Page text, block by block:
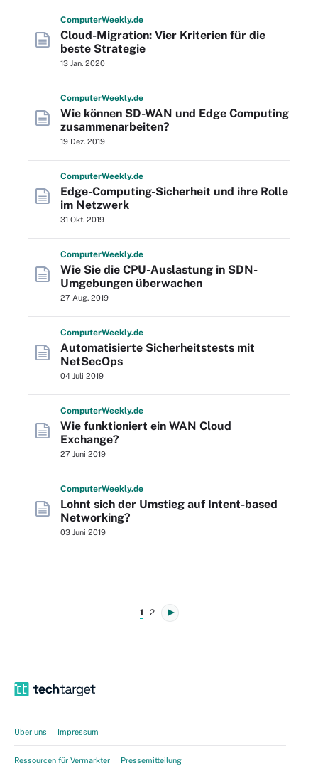
ComputerWeekly.de
Cloud-Migration: Vier Kriterien für die
beste Strategie
13 Jan. 2020
ComputerWeekly.de
Wie können SD-WAN und Edge Computing
zusammenarbeiten?
19 Dez. 2019
ComputerWeekly.de
Edge-Computing-Sicherheit und ihre Rolle
im Netzwerk
31 Okt. 2019
ComputerWeekly.de
Wie Sie die CPU-Auslastung in SDN-
Umgebungen überwachen
27 Aug. 2019
ComputerWeekly.de
Automatisierte Sicherheitstests mit
NetSecOps
04 Juli 2019
ComputerWeekly.de
Wie funktioniert ein WAN Cloud
Exchange?
27 Juni 2019
ComputerWeekly.de
Lohnt sich der Umstieg auf Intent-based
Networking?
03 Juni 2019
1 2
Über uns Impressum
Ressourcen für Vermarkter Pressemitteilung